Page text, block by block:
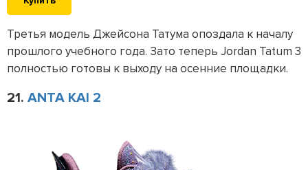
Третья модель Джейсона Татума опоздала к началу
прошлого учебного года. Зато теперь Jordan Tatum 3
полностью готовы к выходу на осенние площадки.
21. ANTA KAI 2